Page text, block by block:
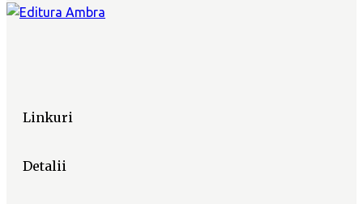
Linkuri
Detalii